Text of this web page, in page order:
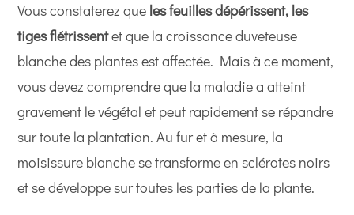
Vous constaterez que les feuilles dépérissent, les
tiges flétrissentet que la croissance duveteuse
blanche des plantes est affectée. Mais à ce moment,
vous devez comprendre que la maladie a atteint
gravement le végétal et peut rapidement se répandre
sur toute la plantation. Au fur et à mesure, la
moisissure blanche se transforme en sclérotes noirs
et se développe sur toutes les parties de la plante.